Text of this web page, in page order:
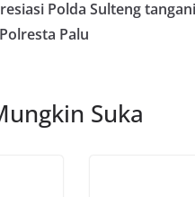
Polda Sulteng tangani
Palu
Suka